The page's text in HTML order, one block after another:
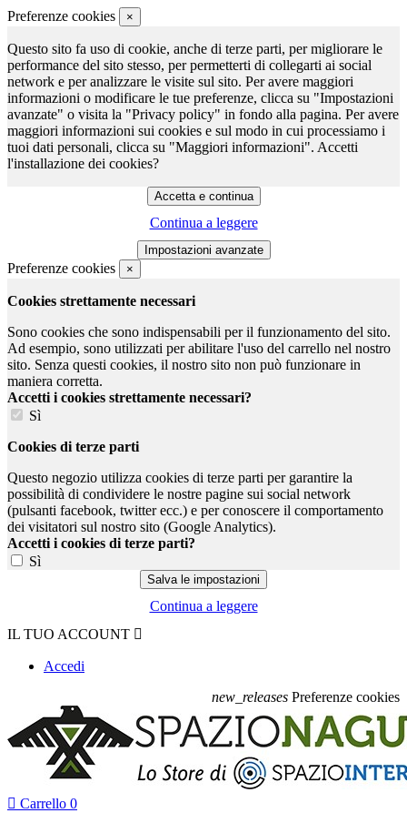
Preferenze cookies ×
Questo sito fa uso di cookie, anche di terze parti, per migliorare le
performance del sito stesso, per permetterti di collegarti ai social
network e per analizzare le visite sul sito. Per avere maggiori
informazioni o modificare le tue preferenze, clicca su "Impostazioni
avanzate" o visita la "Privacy policy" in fondo alla pagina. Per avere
maggiori informazioni sui cookies e sul modo in cui processiamo i
tuoi dati personali, clicca su "Maggiori informazioni". Accetti
l'installazione dei cookies?
Continua a leggere
Preferenze cookies ×
Cookies strettamente necessari
Sono cookies che sono indispensabili per il funzionamento del sito.
Ad esempio, sono utilizzati per abilitare l'uso del carrello nel nostro
sito. Senza questi cookies, il nostro sito non può funzionare in
maniera corretta.
Accetti i cookies strettamente necessari?
Sì
Cookies di terze parti
Questo negozio utilizza cookies di terze parti per garantire la
possibilità di condividere le nostre pagine sui social network
(pulsanti facebook, twitter ecc.) e per conoscere il comportamento
dei visitatori sul nostro sito (Google Analytics).
Accetti i cookies di terze parti?
Sì
Continua a leggere
IL TUO ACCOUNT 
Accedi
new_releases Preferenze cookies
 Carrello 0